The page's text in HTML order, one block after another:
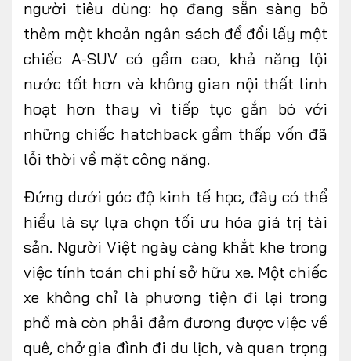
người tiêu dùng: họ đang sẵn sàng bỏ
thêm một khoản ngân sách để đổi lấy một
chiếc A-SUV có gầm cao, khả năng lội
nước tốt hơn và không gian nội thất linh
hoạt hơn thay vì tiếp tục gắn bó với
những chiếc hatchback gầm thấp vốn đã
lỗi thời về mặt công năng.
Đứng dưới góc độ kinh tế học, đây có thể
hiểu là sự lựa chọn tối ưu hóa giá trị tài
sản. Người Việt ngày càng khắt khe trong
việc tính toán chi phí sở hữu xe. Một chiếc
xe không chỉ là phương tiện đi lại trong
phố mà còn phải đảm đương được việc về
quê, chở gia đình đi du lịch, và quan trọng